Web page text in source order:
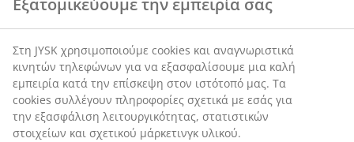
Εξατομικεύουμε την εμπειρία σας
Στη JYSK χρησιμοποιούμε cookies και αναγνωριστικά
κινητών τηλεφώνων για να εξασφαλίσουμε μια καλή
εμπειρία κατά την επίσκεψη στον ιστότοπό μας. Τα
cookies συλλέγουν πληροφορίες σχετικά με εσάς για
την εξασφάλιση λειτουργικότητας, στατιστικών
στοιχείων και σχετικού μάρκετινγκ υλικού.